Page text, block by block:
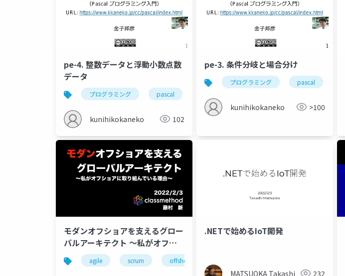
pe-4. 整数データと浮動小数点数
データ
プログラミング pascal
kunihikokaneko 102
pe-3. 条件分岐と場合分け
プログラミング pascal
kunihikokaneko >100
モダンオフショアを支えるグロー
バルアーキテクト 〜私がオフシ
ョアに取り組んでいる理由〜
agile scrum offshore
.NETで始めるIoT開発
MATSUOKA Takashi 232